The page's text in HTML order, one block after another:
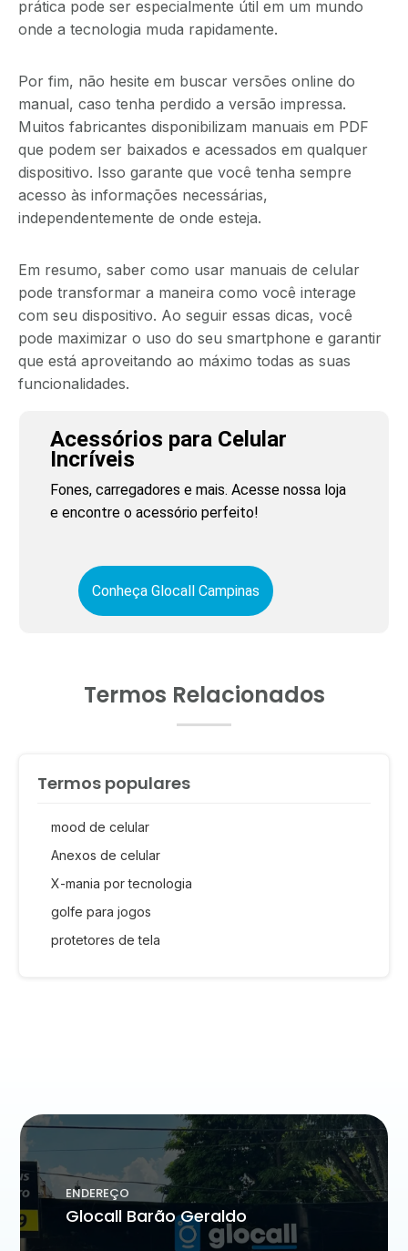
prática pode ser especialmente útil em um mundo
onde a tecnologia muda rapidamente.
Por fim, não hesite em buscar versões online do
manual, caso tenha perdido a versão impressa.
Muitos fabricantes disponibilizam manuais em PDF
que podem ser baixados e acessados em qualquer
dispositivo. Isso garante que você tenha sempre
acesso às informações necessárias,
independentemente de onde esteja.
Em resumo, saber como usar manuais de celular
pode transformar a maneira como você interage
com seu dispositivo. Ao seguir essas dicas, você
pode maximizar o uso do seu smartphone e garantir
que está aproveitando ao máximo todas as suas
funcionalidades.
Acessórios para Celular
Incríveis
Fones, carregadores e mais. Acesse nossa loja
e encontre o acessório perfeito!
Conheça Glocall Campinas
Termos Relacionados
Termos populares
mood de celular
Anexos de celular
X-mania por tecnologia
golfe para jogos
protetores de tela
ENDEREÇO
Glocall Barão Geraldo